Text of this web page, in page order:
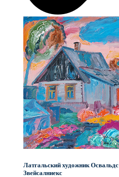
Латгальский художник Освальдс
Звейсалниекс